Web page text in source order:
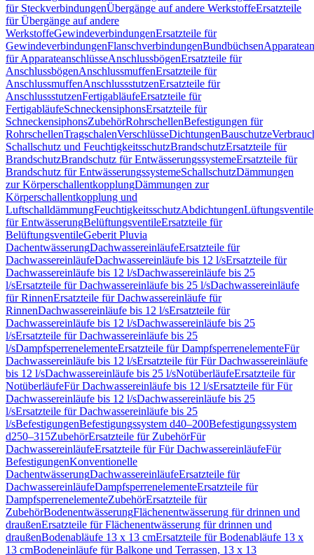
für SteckverbindungenÜbergänge auf andere WerkstoffeErsatzteile
für Übergänge auf andere
WerkstoffeGewindeverbindungenErsatzteile für
GewindeverbindungenFlanschverbindungenBundbüchsen
für ApparateanschlüsseAnschlussbögenErsatzteile für
AnschlussbögenAnschlussmuffenErsatzteile für
AnschlussmuffenAnschlussstutzenErsatzteile für
AnschlussstutzenFertigabläufeErsatzteile für
FertigabläufeSchneckensiphonsErsatzteile für
SchneckensiphonsZubehörRohrschellenBefestigungen für
RohrschellenTragschalenVerschlüsseDichtungenBauschutze
Schallschutz und FeuchtigkeitsschutzBrandschutzErsatzteile für
BrandschutzBrandschutz für EntwässerungssystemeErsatzteile für
Brandschutz für EntwässerungssystemeSchallschutzDämmungen
zur KörperschallentkopplungDämmungen zur
Körperschallentkopplung und
LuftschalldämmungFeuchtigkeitsschutzAbdichtungenLüftungsventile
für EntwässerungBelüftungsventileErsatzteile für
BelüftungsventileGeberit Pluvia
DachentwässerungDachwassereinläufeErsatzteile für
DachwassereinläufeDachwassereinläufe bis 12 l/sErsatzteile für
Dachwassereinläufe bis 12 l/sDachwassereinläufe bis 25
l/sErsatzteile für Dachwassereinläufe bis 25 l/sDachwassereinläufe
für RinnenErsatzteile für Dachwassereinläufe für
RinnenDachwassereinläufe bis 12 l/sErsatzteile für
Dachwassereinläufe bis 12 l/sDachwassereinläufe bis 25
l/sErsatzteile für Dachwassereinläufe bis 25
l/sDampfsperrenelementeErsatzteile für DampfsperrenelementeFür
Dachwassereinläufe bis 12 l/sErsatzteile für Für Dachwassereinläufe
bis 12 l/sDachwassereinläufe bis 25 l/sNotüberläufeErsatzteile für
NotüberläufeFür Dachwassereinläufe bis 12 l/sErsatzteile für Für
Dachwassereinläufe bis 12 l/sDachwassereinläufe bis 25
l/sErsatzteile für Dachwassereinläufe bis 25
l/sBefestigungenBefestigungssystem d40–200Befestigungssystem
d250–315ZubehörErsatzteile für ZubehörFür
DachwassereinläufeErsatzteile für Für DachwassereinläufeFür
BefestigungenKonventionelle
DachentwässerungDachwassereinläufeErsatzteile für
DachwassereinläufeDampfsperrenelementeErsatzteile für
DampfsperrenelementeZubehörErsatzteile für
ZubehörBodenentwässerungFlächenentwässerung für drinnen und
draußenErsatzteile für Flächenentwässerung für drinnen und
draußenBodenabläufe 13 x 13 cmErsatzteile für Bodenabläufe 13 x
13 cmBodeneinläufe für Balkone und Terrassen, 13 x 13